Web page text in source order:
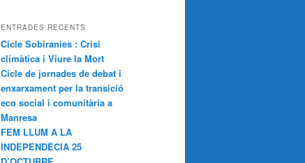
ENTRADES RECENTS
Cicle Sobiranies : Crisi
climàtica i Viure la Mort
Cicle de jornades de debat i
enxarxament per la transició
eco social i comunitària a
Manresa
FEM LLUM A LA
INDEPENDÈCIA 25